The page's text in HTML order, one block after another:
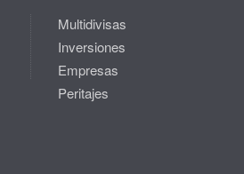
Multidivisas
Inversiones
Empresas
Peritajes